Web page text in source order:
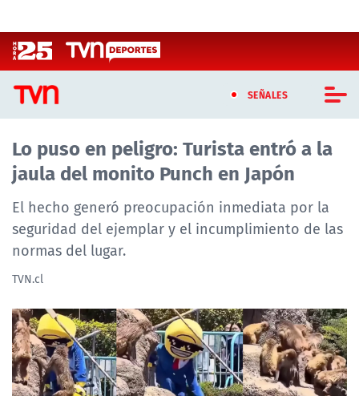
SEÑALES
CASTING MASTERCHEF CHILE
CASTING TVN VERTICAL
TVN VERTICAL
TVN PLAY
TELESERIES
NTV
Lo puso en peligro: Turista entró a la
jaula del monito Punch en Japón
El hecho generó preocupación inmediata por la
seguridad del ejemplar y el incumplimiento de las
normas del lugar.
TVN.cl